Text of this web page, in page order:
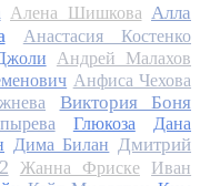
Алена Шишкова Алла
Анастасия Костенко
Андрей Малахов
Анфиса Чехова
Виктория Боня
Глюкоза
Дана
Дима Билан Дмитрий
Жанна Фриске
Иван